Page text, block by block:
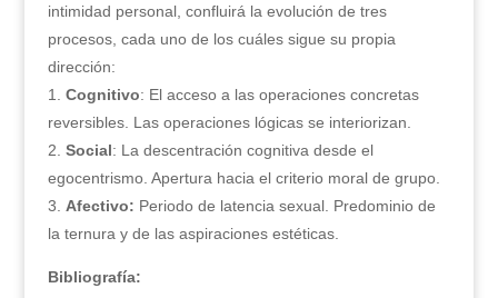
intimidad personal, confluirá la evolución de tres
procesos, cada uno de los cuáles sigue su propia
dirección:
1. Cognitivo: El acceso a las operaciones concretas
reversibles. Las operaciones lógicas se interiorizan.
2. Social: La descentración cognitiva desde el
egocentrismo. Apertura hacia el criterio moral de grupo.
3. Afectivo: Periodo de latencia sexual. Predominio de
la ternura y de las aspiraciones estéticas.
Bibliografía: